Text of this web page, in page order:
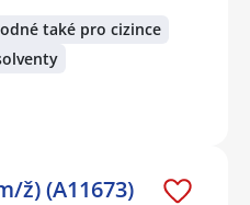
také pro cizince
ž) (A11673)